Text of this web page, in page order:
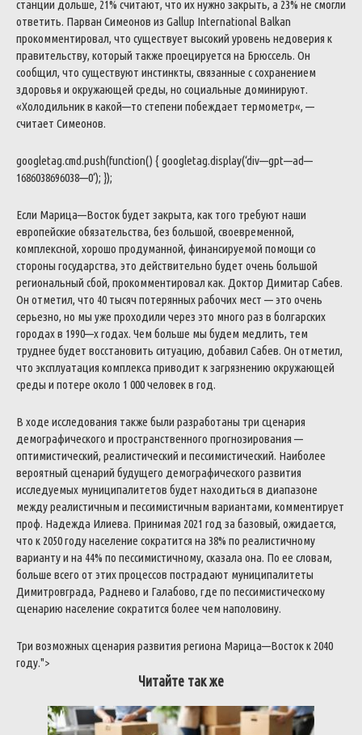
станции дольше, 21% считают, что ихнужно закрыть, а 23% не смогли
ответить. Парван Симеонов из Gallup International Balkan
прокомментировал, что существует высокий уровень недоверия к
правительству, который также проецируется на Брюссель. Он
сообщил, что существуют инстинкты, связанные ссохранением
здоровья и окружающей среды, но социальные доминируют.
«Холодильникв какой—то степени побеждает термометр«, —
считает Симеонов.
googletag.cmd.push(function() {googletag.display(‘div—gpt—ad—
1686038696038—0‘); });
Если Марица—Востокбудет закрыта, как того требуют наши
европейские обязательства, без большой, своевременной,
комплексной, хорошо продуманной, финансируемой помощи со
стороны государства, это действительно будет очень большой
региональный сбой, прокомментировал как. Доктор Димитар Сабев.
Он отметил, что 40 тысяч потерянныхрабочих мест —это очень
серьезно, но мы уже проходили через это много раз в болгарских
городахв 1990—хгодах. Чем больше мы будем медлить, тем
труднее будет восстановить ситуацию, добавил Сабев. Он отметил,
что эксплуатация комплекса приводит кзагрязнению окружающей
среды и потере около 1 000человекв год.
В ходе исследования также были разработаны три сценария
демографического и пространственного прогнозирования —
оптимистический, реалистический и пессимистический. Наиболее
вероятный сценарий будущего демографического развития
исследуемых муниципалитетов будет находиться в диапазоне
междуреалистичным и пессимистичным вариантами, комментирует
проф. Надежда Илиева. Принимая 2021 год за базовый, ожидается,
что к 2050годунаселение сократится на 38% по реалистичному
вариантуи на 44% по пессимистичному, сказала она. По ее словам,
больше всего от этихпроцессов пострадают муниципалитеты
Димитровграда, Раднево и Галабово, где по пессимистическому
сценарию население сократится более чем наполовину.
Три возможныхсценария развития региона Марица—Востокк 2040
году.">
Читайте так же